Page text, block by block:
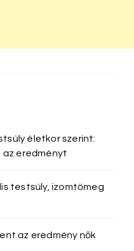
életkor szerint:
az eredményt
testsúly, izomtömeg
az eredmény nők